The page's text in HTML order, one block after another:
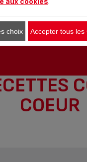
COEUR
choix Accepter tous les